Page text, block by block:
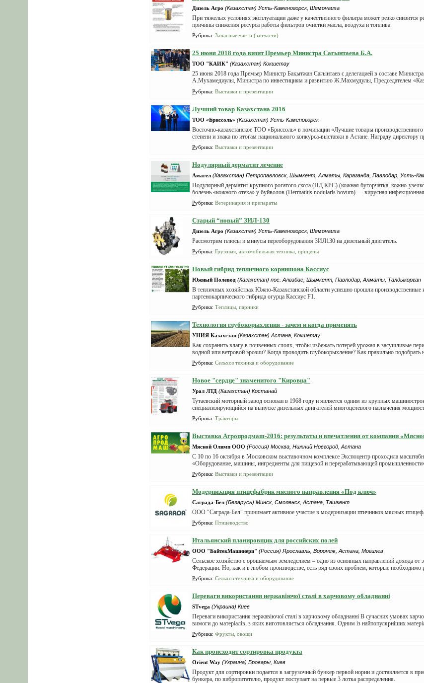
Дизель Агро (Казахстан) Усть-Каменогорск, Шемонаиха
При тяжелых условиях эксплуатации даже у качественного фильтра может резко снизится
причины снижения ресурса работы фильтров очистки масла, воздуха и топлива.
Рубрика: Запасные части (запчасти)
25 июня 2018 года визит Премьер Министра Сағынтаева Б.А.
ТОО "КАИК" (Казахстан) Кокшетау
25 июня 2018 года Премьер Министр Бақытжан Сағынтаев с делегацией в составе
А.Мухамедиулы, Министра по инвестициям и развитию Ж.Махмудулы, Председателем
Рубрика: Выставки и презентации
Лучший товар Казахстана 2016
ТОО «Бриссоль» (Казахстан) Усть-Каменогорск
Восточно-казахстанское ТОО «Бриссоль» в номинации «Лучшие товары
степени и знака по итогам национального конкурса-выставки в Астане. Награду директору
Рубрика: Выставки и презентации
Нодулярный дерматит лечение
Амагел (Казахстан) Петропавловск, Шымкент, Алматы, Караганда, Павлодар, Усть-
Нодулярный дерматит крупного рогатого скота (НД КРС) (кожная бугорчатка, кожно-
болезнь «кожного отека» у буйволов (Dermatitis nodularis bovum) — вирусная
Рубрика: Ветеринария и препараты
Старый “новый” ЗИЛ-130
Дизель Агро (Казахстан) Усть-Каменогорск, Шемонаиха
Рассмотрим плюсы и минусы переоборудования ЗИЛ130 на дизельный двигатель.
Рубрика: Грузовая, автомобильная техника, прицепы
Новый гибрид тепличного корнишона Кассиус
Южный Полевод (Казахстан) пос. Алгабас, Шымкент, Павлодар, Алматы, Талдыкорган
В тепличных хозяйствах Южно-Казахстанской области успешно прошли производственные
партенокарпического гибрида огурца Кассиус F1.
Рубрика: Теплицы, парники
Технология глубокорыхления - зачем и когда применять
УНИЯ Казахстан (Казахстан) Астана, Кокшетау
Как сохранить влагу в почвенных слоях, чтобы избежать потерей урожая в засушливые
водной или ветровой эрозии? Когда проводить глубокорыхление? Как правильно подобрать
Рубрика: Сельхоз техника и оборудование
Новое "сердце" знаменитого "Кировца"
Урал ЛТД (Казахстан) Костанай
Тутаевский моторный завод основан в 1968 году и является одним из крупных
специализирующийся на выпуске дизельных двигателей многоцелевого назначения
Рубрика: Тракторы
Выставка Агропродмаш-2016: результаты и впечатления от компании
Мясной Олимп ООО (Россия) Москва, Нижний Новгород, Астана
С 10 по 16 октября в Московском выставочном комплексе Экспоцентр проходила
«Оборудование, машины, ингредиенты для пищевой и перерабатывающей
Рубрика: Выставки и презентации
Модернизация птицефабрик мясного направления «Под ключ»
Саграда-Бел (Беларусь) Минск, Смоленск, Астана, Ташкент
ООО "Саграда-Бел" принимает активное участие в модернизации птичников мясных
Рубрика: Птицеводство
Итальянский планировщик для российских полей
ООО "БайтекМашинери" (Россия) Ярославль, Воронеж, Астана, Могилев
Сельское хозяйство с орошаемым земледелием – одно из основных направлений дохода от
Федерации. Но, как и в любом производстве, есть ряд своих проблем, которые необходимо
Рубрика: Сельхоз техника и оборудование
Переваги використання нержавіючої сталі в харчовому обладнанні
STvega (Украина) Киев
Переваги використання нержавіючої сталі в харчовому обладнанні В сучасних умовах
вимоги до матеріалів, з яких виготовляється обладнання. Одним із найпопулярніших
Рубрика: Фрукты, овощи
Как происходит сортировка продукта
Orient Way (Украина) Бровары, Киев
Продукт для сортировки подается в загрузочный бункер первой нории и доставляется в
бункера, по вибропитателю, продукт поступает на первые 3 лотка распределения.